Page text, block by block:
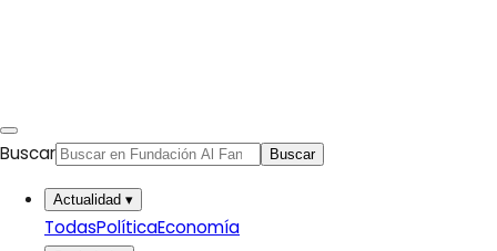
Buscar Buscar
Actualidad ▾
TodasPolíticaEconomía